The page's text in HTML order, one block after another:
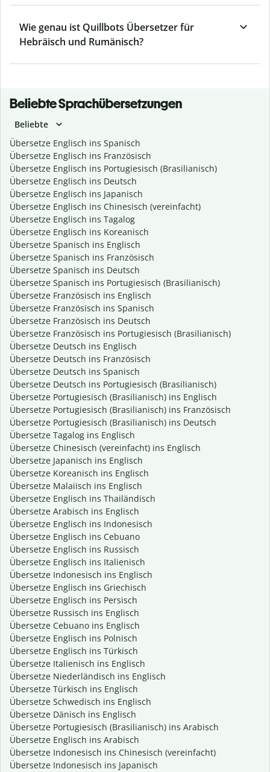
Wie genau ist Quillbots Übersetzer für
Hebräisch und Rumänisch?
Beliebte Sprachübersetzungen
Beliebte
Übersetze Englisch ins Spanisch
Übersetze Englisch ins Französisch
Übersetze Englisch ins Portugiesisch (Brasilianisch)
Übersetze Englisch ins Deutsch
Übersetze Englisch ins Japanisch
Übersetze Englisch ins Chinesisch (vereinfacht)
Übersetze Englisch ins Tagalog
Übersetze Englisch ins Koreanisch
Übersetze Spanisch ins Englisch
Übersetze Spanisch ins Französisch
Übersetze Spanisch ins Deutsch
Übersetze Spanisch ins Portugiesisch (Brasilianisch)
Übersetze Französisch ins Englisch
Übersetze Französisch ins Spanisch
Übersetze Französisch ins Deutsch
Übersetze Französisch ins Portugiesisch (Brasilianisch)
Übersetze Deutsch ins Englisch
Übersetze Deutsch ins Französisch
Übersetze Deutsch ins Spanisch
Übersetze Deutsch ins Portugiesisch (Brasilianisch)
Übersetze Portugiesisch (Brasilianisch) ins Englisch
Übersetze Portugiesisch (Brasilianisch) ins Französisch
Übersetze Portugiesisch (Brasilianisch) ins Deutsch
Übersetze Tagalog ins Englisch
Übersetze Chinesisch (vereinfacht) ins Englisch
Übersetze Japanisch ins Englisch
Übersetze Koreanisch ins Englisch
Übersetze Malaiisch ins Englisch
Übersetze Englisch ins Thailändisch
Übersetze Arabisch ins Englisch
Übersetze Englisch ins Indonesisch
Übersetze Englisch ins Cebuano
Übersetze Englisch ins Russisch
Übersetze Englisch ins Italienisch
Übersetze Indonesisch ins Englisch
Übersetze Englisch ins Griechisch
Übersetze Englisch ins Persisch
Übersetze Russisch ins Englisch
Übersetze Cebuano ins Englisch
Übersetze Englisch ins Polnisch
Übersetze Englisch ins Türkisch
Übersetze Italienisch ins Englisch
Übersetze Niederländisch ins Englisch
Übersetze Türkisch ins Englisch
Übersetze Schwedisch ins Englisch
Übersetze Dänisch ins Englisch
Übersetze Portugiesisch (Brasilianisch) ins Arabisch
Übersetze Englisch ins Arabisch
Übersetze Indonesisch ins Chinesisch (vereinfacht)
Übersetze Indonesisch ins Japanisch